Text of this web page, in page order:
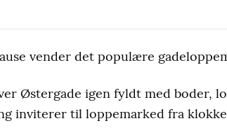
vender det populære
Østergade igen fyldt med boder,
inviterer til loppemarked fra